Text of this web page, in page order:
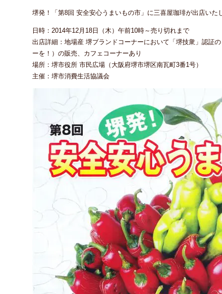
堺発！「第8回 安全安心うまいもの市」に三喜屋珈琲が出店いた
日時：2014年12月18日（木）午前10時～売り切れまで
出店詳細：地場産 堺ブランドコーナーにおいて「堺技衆」認証
ーを！）の販売、カフェコーナーあり
場所：堺市役所 市民広場（大阪府堺市堺区南瓦町3番1号）
主催：堺市消費生活協議会